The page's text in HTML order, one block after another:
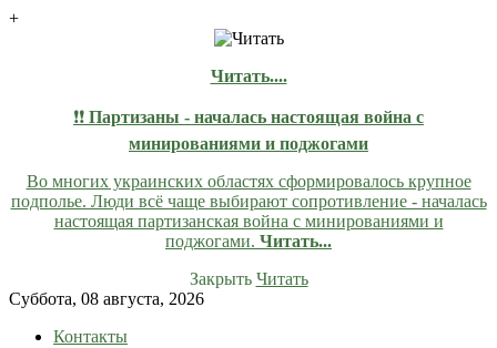
+
Читать....
❗❗ Партизаны - началась настоящая война с
минированиями и поджогами
Во многих украинских областях сформировалось крупное
подполье. Люди всё чаще выбирают сопротивление - началась
настоящая партизанская война с минированиями и
поджогами. Читать...
Закрыть Читать
Skip
content
Суббота, 08 августа, 2026
Контакты